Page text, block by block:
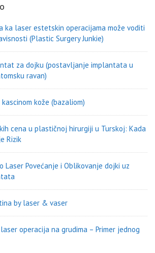
ka laser estetskin operacijama može voditi
(Plastic Surgery Junkie)
za dojku (postavljanje implantata u
ravan)
kože (bazaliom)
cena u plastičnoj hirurgiji u Turskoj: Kada
Rizik
Laser Povećanje i Oblikovanje dojki uz
by laser & vaser
operacija na grudima – Primer jednog